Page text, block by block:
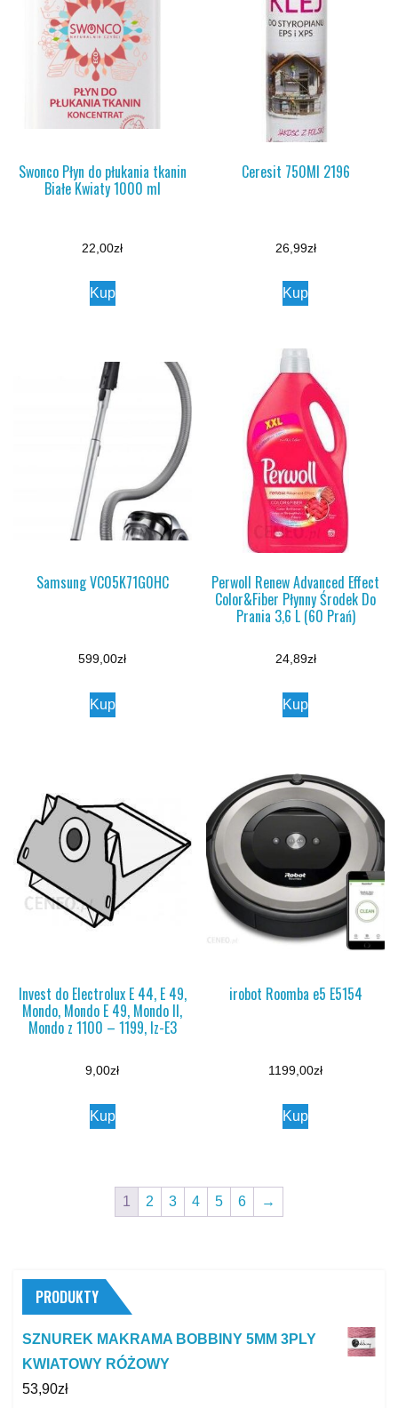
Swonco Płyn do płukania tkanin
Białe Kwiaty 1000 ml
22,00zł
Kup
Ceresit 750Ml 2196
26,99zł
Kup
Samsung VC05K71G0HC
599,00zł
Kup
Perwoll Renew Advanced Effect
Color&Fiber Płynny Środek Do
Prania 3,6 L (60 Prań)
24,89zł
Kup
Invest do Electrolux E 44, E 49,
Mondo, Mondo E 49, Mondo II,
Mondo z 1100 – 1199, Iz-E3
9,00zł
Kup
irobot Roomba e5 E5154
1199,00zł
Kup
1 2 3 4 5 6 →
PRODUKTY
SZNUREK MAKRAMA BOBBINY 5MM 3PLY
KWIATOWY RÓŻOWY
53,90zł